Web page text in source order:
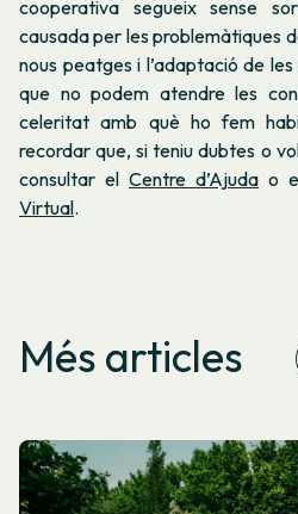
cooperativa segueix sense
causada per les problemàtiques
nous peatges i l’adaptació de
que no podem atendre les
celeritat amb què ho fem
recordar que, si teniu dubtes o
consultar el Centre d’Ajuda o
Virtual.
Més articles